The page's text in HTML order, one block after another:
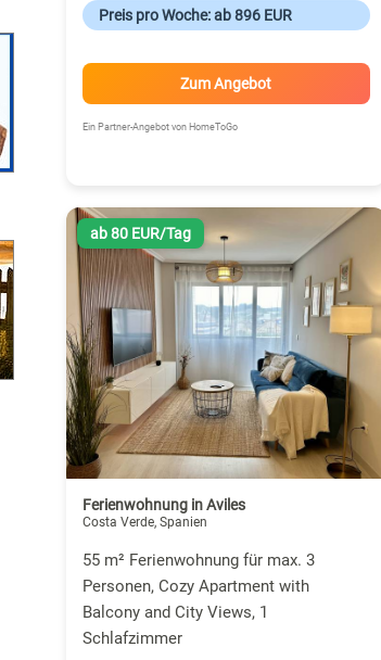
Preis pro Woche: ab 896 EUR
Zum Angebot
Ein Partner-Angebot von HomeToGo
ab 80 EUR/Tag
Ferienwohnung in Aviles
Costa Verde, Spanien
55 m² Ferienwohnung für max. 3
Personen, Cozy Apartment with
Balcony and City Views, 1
Schlafzimmer